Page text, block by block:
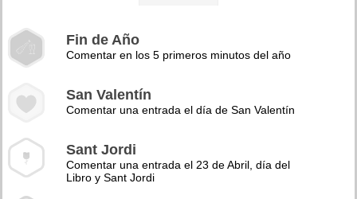
Fin de Año
Comentar en los 5 primeros minutos del año
San Valentín
Comentar una entrada el día de San Valentín
Sant Jordi
Comentar una entrada el 23 de Abril, día del
Libro y Sant Jordi